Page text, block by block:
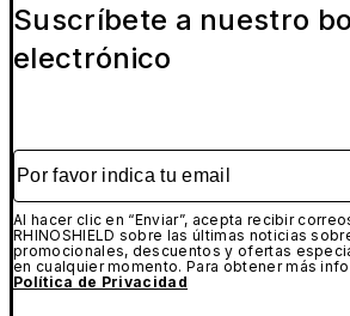
Suscríbete a nuestro
electrónico
Por favor indica tu email
Al hacer clic en “Enviar”, acepta recibir
RHINOSHIELD sobre las últimas noticias
promocionales, descuentos y ofertas
en cualquier momento. Para obtener más
Política de Privacidad